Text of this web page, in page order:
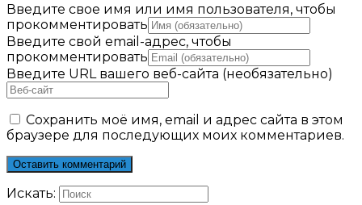
Введите свое имя или имя пользователя, чтобы
прокомментировать
Введите свой email-адрес, чтобы
прокомментировать
Введите URL вашего веб-сайта (необязательно)
Сохранить моё имя, email и адрес сайта в этом
браузере для последующих моих комментариев.
Искать: